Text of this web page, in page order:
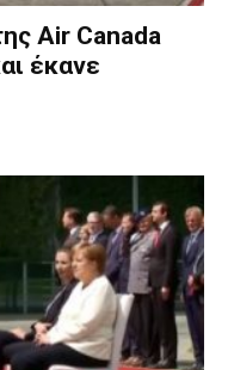
Air Canada
έκανε